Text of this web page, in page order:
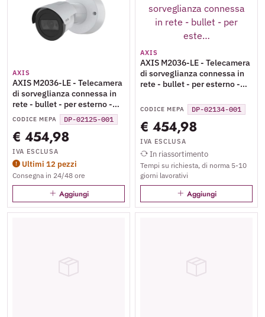
AXIS
AXIS M2036-LE - Telecamera
di sorveglianza connessa in
rete - bullet - per esterno -
resistente alle intemperie -
colore (Giorno e notte) - 4 MP
- 2688 x 1520 - 1440p - iride
fissa - focale fisso - LAN
10/100 - MPEG-4, MJPEG,
H.264, AVC, HEVC, H.265,
MPEG-H Part 2 - PoE Plus
Class 3
CODICE MEPA DP-02125-001
€ 454,98
IVA ESCLUSA
Ultimi 12 pezzi
Consegna in 24/48 ore
Aggiungi
AXIS
AXIS M2036-LE - Telecamera
di sorveglianza connessa in
rete - bullet - per esterno -
colore (Giorno e notte) - 4 MP
- 2688 x 1520 - 1440p - iride
fissa - focale fisso - LAN
10/100 - MPEG-4, MJPEG,
MPEG-H Part 2 - PoE Plus
Class 3
CODICE MEPA DP-02134-001
€ 454,98
IVA ESCLUSA
In riassortimento
Tempi su richiesta, di norma 5-10
giorni lavorativi
Aggiungi